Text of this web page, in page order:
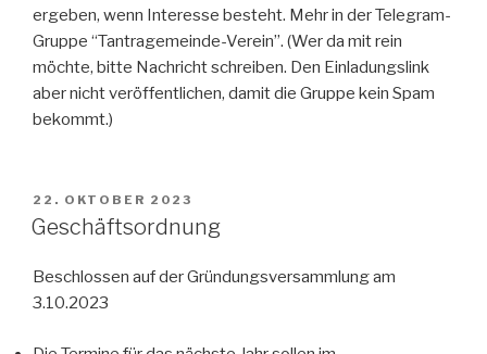
ergeben, wenn Interesse besteht. Mehr in der Telegram-
Gruppe “Tantragemeinde-Verein”. (Wer da mit rein
möchte, bitte Nachricht schreiben. Den Einladungslink
aber nicht veröffentlichen, damit die Gruppe kein Spam
bekommt.)
VERÖFFENTLICHT
AM
22. OKTOBER 2023
Geschäftsordnung
Beschlossen auf der Gründungsversammlung am
3.10.2023